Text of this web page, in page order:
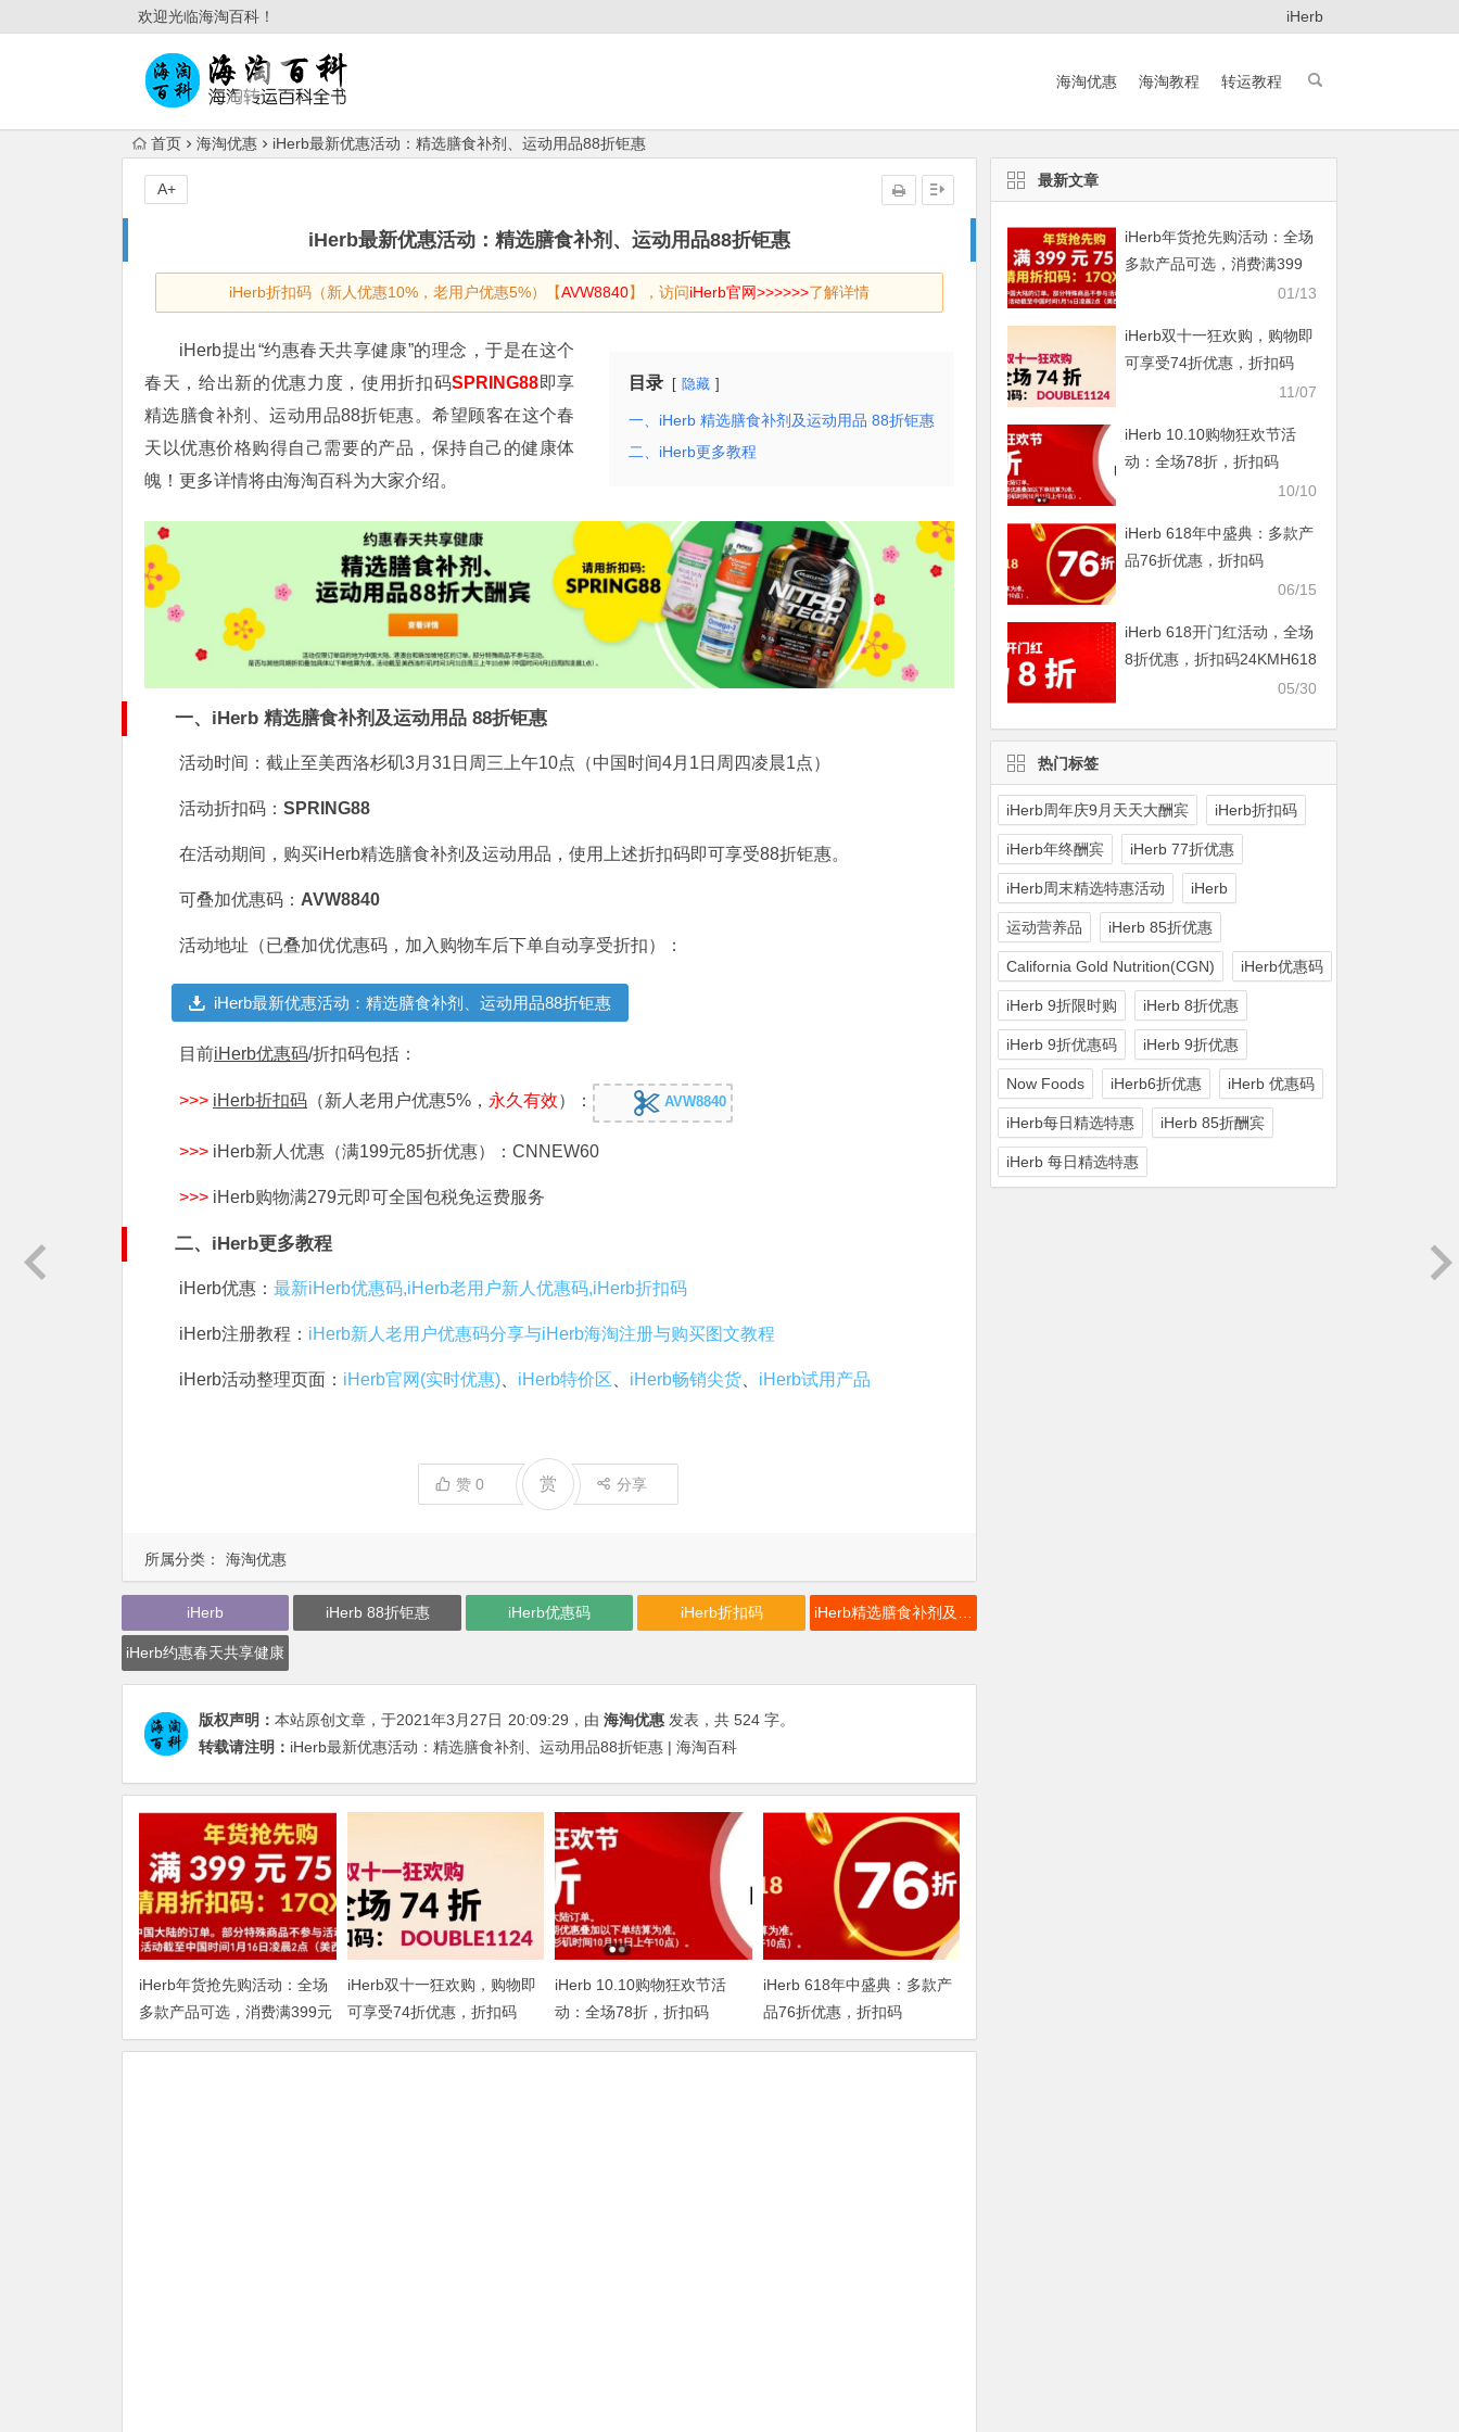
欢迎光临海淘百科！ iHerb
海淘优惠 海淘教程 转运教程
首页 海淘优惠 iHerb最新优惠活动：精选膳食补剂、运动用品88折钜惠
iHerb最新优惠活动：精选膳食补剂、运动用品88折钜惠
iHerb折扣码（新人优惠10%，老用户优惠5%）【AVW8840】，访问iHerb官网>>>>>>了解详情
A+
所属分类： 海淘优惠
目录 隐藏
一、iHerb 精选膳食补剂及运动用品 88折钜惠
二、iHerb更多教程
iHerb提出“约惠春天共享健康”的理念，于是在这个
春天，给出新的优惠力度，使用折扣码SPRING88即享
精选膳食补剂、运动用品88折钜惠。希望顾客在这个春
天以优惠价格购得自己需要的产品，保持自己的健康体
魄！更多详情将由海淘百科为大家介绍。
一、 iHerb 精选膳食补剂及运动用品 88折钜惠
活动时间：截止至美西洛杉矶3月31日周三上午10点（中国时间4月1日周四凌晨1点）
活动折扣码： SPRING88
在活动期间，购买iHerb精选膳食补剂及运动用品，使用上述折扣码即可享受88折钜惠。
可叠加优惠码： AVW8840
活动地址（已叠加优优惠码，加入购物车后下单自动享受折扣）：
iHerb最新优惠活动：精选膳食补剂、运动用品88折钜惠
目前iHerb优惠码/折扣码包括：
>>> iHerb折扣码 （新人老用户优惠5%， 永久有效）： AVW8840
>>> iHerb新人优惠（满199元85折优惠）：CNNEW60
>>> iHerb购物满279元即可全国包税免运费服务
二、iHerb更多教程
iHerb优惠： 最新iHerb优惠码,iHerb老用户新人优惠码,iHerb折扣码
iHerb注册教程： iHerb新人老用户优惠码分享与iHerb海淘注册与购买图文教程
iHerb活动整理页面： iHerb官网(实时优惠) iHerb特价区 iHerb畅销尖货 iHerb试用产品
赞 0 赏 分享
iHerb iHerb 88折钜惠 iHerb优惠码 iHerb折扣码
iHerb约惠春天共享健康
版权声明： 本站原创文章，于2021年3月27日 20:09:29 ，由 海淘优惠 发表，共 524 字。
转载请注明： iHerb最新优惠活动：精选膳食补剂、运动用品88折钜惠 | 海淘百科
iHerb年货抢先购活动：全场
多款产品可选，消费满399元
即享75折
iHerb双十一狂欢购，购物即
可享受74折优惠，折扣码
DOUBLE1124
iHerb 10.10购物狂欢节活
动：全场78折，折扣码
IHERBDM10
iHerb 618年中盛典：多款产
品76折优惠，折扣码
2024BUY618
最新文章
iHerb年货抢先购活动：全场
多款产品可选，消费满399
01/13
iHerb双十一狂欢购，购物即
可享受74折优惠，折扣码
11/07
iHerb 10.10购物狂欢节活
动：全场78折，折扣码
10/10
iHerb 618年中盛典：多款产
品76折优惠，折扣码
06/15
iHerb 618开门红活动，全场
8折优惠，折扣码24KMH618
05/30
热门标签
iHerb周年庆9月天天大酬宾 iHerb折扣码
iHerb年终酬宾 iHerb 77折优惠
iHerb周末精选特惠活动 iHerb
运动营养品 iHerb 85折优惠
California Gold Nutrition(CGN) iHerb优惠码
iHerb 9折限时购 iHerb 8折优惠
iHerb 9折优惠码 iHerb 9折优惠
Now Foods iHerb6折优惠 iHerb 优惠码
iHerb每日精选特惠 iHerb 85折酬宾
iHerb 每日精选特惠